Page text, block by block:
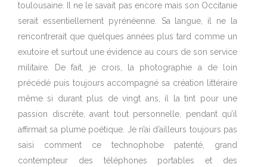
toulousaine. Il ne le savait pas encore mais son Occitanie
serait essentiellement pyrénéenne. Sa langue, il ne la
rencontrerait que quelques années plus tard comme un
exutoire et surtout une évidence au cours de son service
militaire. De fait, je crois, la photographie a de loin
précédé puis toujours accompagné sa création littéraire
même si durant plus de vingt ans, il la tint pour une
passion discrète, avant tout personnelle, pendant qu’il
affirmait sa plume poétique. Je n’ai d’ailleurs toujours pas
saisi comment ce technophobe patenté, grand
contempteur des téléphones portables et des